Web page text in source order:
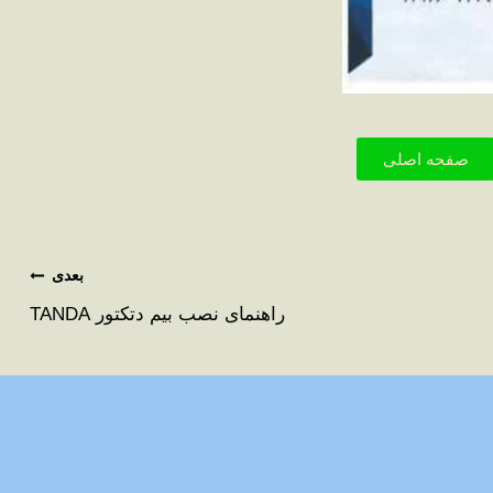
صفحه اصلی
بعدی
راهنمای نصب بیم دتکتور TANDA